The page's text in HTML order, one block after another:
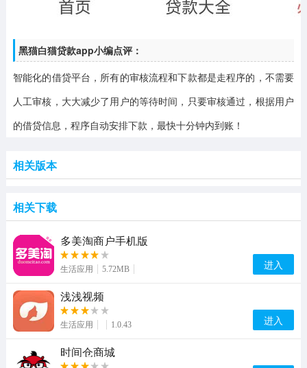
黑猫白猫贷款app小编点评：
智能化的借贷平台，所有的审核流程和下款都是走程序的，不需要
人工审核，大大减少了用户的等待时间，只要审核通过，根据用户
的借贷信息，程序自动安排下款，最快十分钟内到账！
相关版本
相关下载
多美淘商户手机版
生活应用 5.72MB 进入
浅浅视频
生活应用 1.0.43 进入
时间仓商城